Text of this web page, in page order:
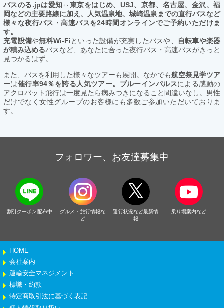
バスのる.jpは愛知⇔東京をはじめ、USJ、京都、名古屋、金沢、福
岡などの主要路線に加え、人気温泉地、城崎温泉までの直行バスなど
様々な夜行バス・高速バスを24時間オンラインでご予約いただけま
す。
充電設備や無料Wi-Fiといった設備が充実したバスや、
自転車や楽器
が積み込めるバスなど、あなたに合った夜行バス・高速バスがきっと
見つかるはず。
また、バスを利用した様々なツアーも展開。なかでも航空祭見学ツア
ーは催行率94％を誇る人気ツアー。ブルーインパルスによる感動の
アクロバット飛行は一度見たら病みつきになること間違いなし。男性
だけでなく女性グループのお客様にも多数ご参加いただいておりま
す。
フォロワー、お友達募集中
割引クーポン配布中
グルメ・旅行情報な
ど
運行状況など最新情
報
乗り場案内など
HOME
会社案内
運輸安全マネジメント
標識・約款
特定商取引法に基づく表記